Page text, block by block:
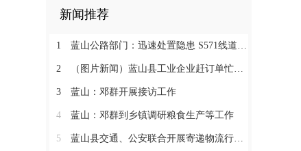
新闻推荐
1 蓝山公路部门：迅速处置隐患 S571线道路抢修有序推进
2 （图片新闻）蓝山县工业企业赶订单忙生产
3 蓝山：邓群开展接访工作
4 蓝山：邓群到乡镇调研粮食生产等工作
5 蓝山县交通、公安联合开展寄递物流行业安全专项检查